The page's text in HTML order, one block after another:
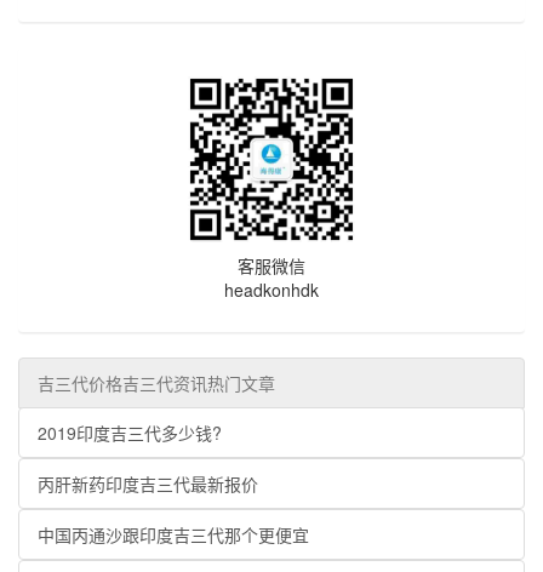
客服微信
headkonhdk
吉三代价格吉三代资讯热门文章
2019印度吉三代多少钱?
丙肝新药印度吉三代最新报价
中国丙通沙跟印度吉三代那个更便宜